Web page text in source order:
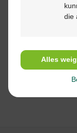
€ 15,10
Arkovital
kauwtabl
die
Alles